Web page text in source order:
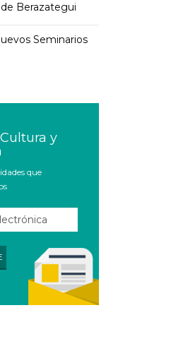
de Berazategui
Seminarios
y
que